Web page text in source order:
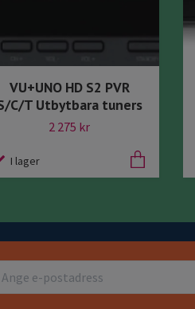
VU+UNO HD S2 PVR
C/T Utbytbara tuners
2 275 kr
I lager